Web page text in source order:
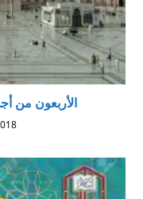
الأربعون من